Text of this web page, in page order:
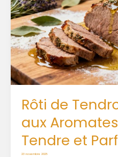
Rôti de
aux
Tendre et
23 novembre 2025